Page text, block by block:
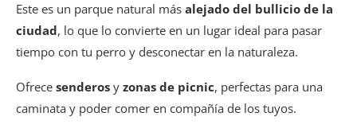
Este es un parque natural más alejado del bullicio de la
ciudad, lo que lo convierte en un lugar ideal para pasar
tiempo con tu perro y desconectar en la naturaleza.
Ofrece senderos y zonas de picnic, perfectas para una
caminata y poder comer en compañía de los tuyos.